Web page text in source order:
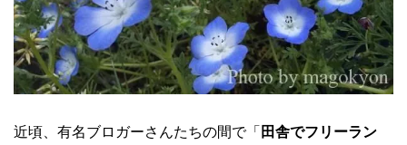
近頃、有名ブロガーさんたちの間で「 田舎でフリーラン